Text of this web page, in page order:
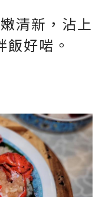
清新，沾上
好啱。